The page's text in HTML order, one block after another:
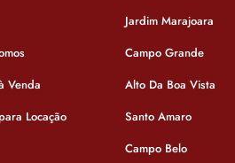
Venda
Locação
Jardim Marajoara
Campo Grande
Alto Da Boa Vista
Santo Amaro
Campo Belo